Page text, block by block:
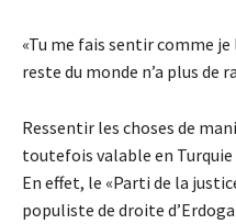
«Tu me fais sentir comme
reste du monde n’a plus de
Ressentir les choses de
toutefois valable en Turquie
En effet, le «Parti de la
populiste de droite